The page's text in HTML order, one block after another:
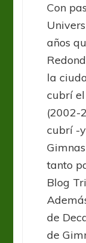
Con
años
la
cubrí
(2002-
cubrí -
tanto
Blog
de
de